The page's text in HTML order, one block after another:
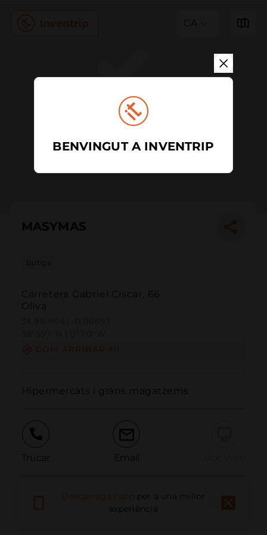
CA
MASYMAS
Botiga
Carretera Gabriel Ciscar, 66
Oliva
Hipermercats i grans magatzems
Trucar Email
Informar problemaper a una millor
experiència
BENVINGUT A INVENTRIP